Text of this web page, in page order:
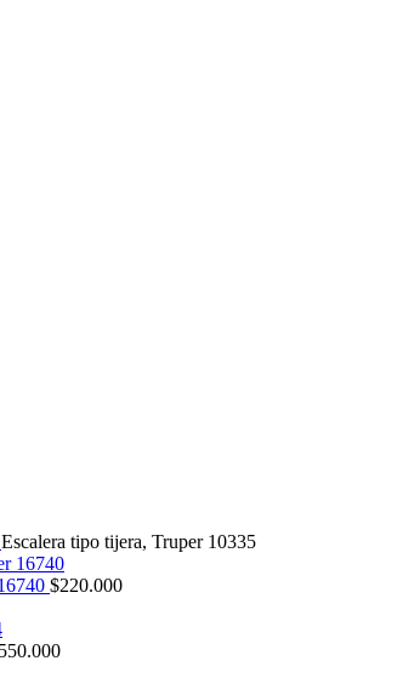
Escalera tipo tijera, Truper 10335
$220.000
550.000